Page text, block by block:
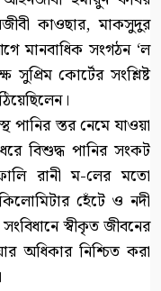
কাওছার, মাকসুদুর
মানবাধিক সংগঠন ‘ল
সুপ্রিম কোর্টের সংশ্লিষ্ট
পানির স্তর নেমে যাওয়া
বিশুদ্ধ পানির সংকট
রানী ম-লের মতো
হেঁটে ও নদী
স্বীকৃত জীবনের
অধিকার নিশ্চিত করা